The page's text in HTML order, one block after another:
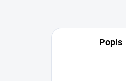
Popis